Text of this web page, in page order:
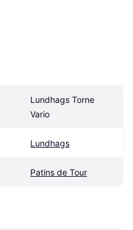
Lundhags Torne
Vario
Lundhags
Patins de Tour